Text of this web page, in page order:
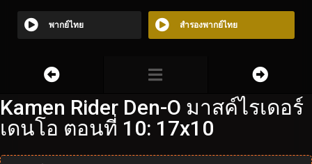
พากย์ไทย สำรองพากย์ไทย
Kamen Rider Den-O มาสค์ไรเดอร์
เดนโอ ตอนที่ 10: 17x10